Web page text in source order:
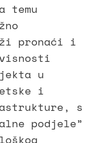
temu
pronaći i
u
i
s
podjele”